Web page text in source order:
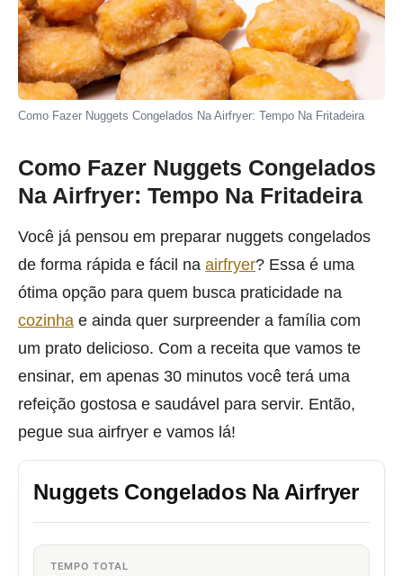
Como Fazer Nuggets Congelados Na Airfryer: Tempo Na Fritadeira
Como Fazer Nuggets Congelados
Na Airfryer: Tempo Na Fritadeira
Você já pensou em preparar nuggets congelados
de forma rápida e fácil na airfryer? Essa é uma
ótima opção para quem busca praticidade na
cozinha e ainda quer surpreender a família com
um prato delicioso. Com a receita que vamos te
ensinar, em apenas 30 minutos você terá uma
refeição gostosa e saudável para servir. Então,
pegue sua airfryer e vamos lá!
Nuggets Congelados Na Airfryer
TEMPO TOTAL